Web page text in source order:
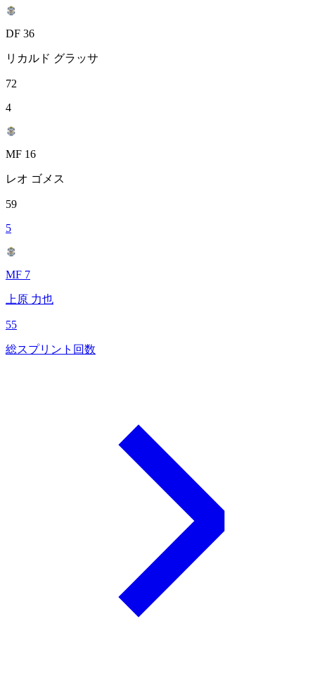
DF 36
リカルド グラッサ
72
4
MF 16
レオ ゴメス
59
5
MF 7
上原 力也
55
総スプリント回数